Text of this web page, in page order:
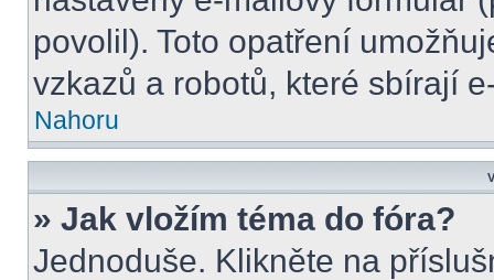
povolil). Toto opatření
vzkazů a robotů, které sbírají
Nahoru
» Jak vložím téma do fóra?
Jednoduše. Klikněte na